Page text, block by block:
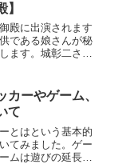
殿に出演されます
である娘さんが秘
ます。城彰二さん
そして、イケメン
）や現...
カーやゲーム、
て
とはという基本的
てみました。ゲー
ムは遊びの延長で